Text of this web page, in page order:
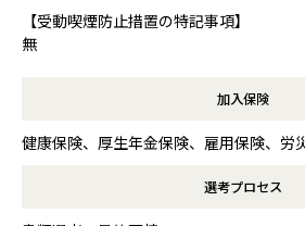
【受動喫煙防止措置の特記事項】
無
加入保険
健康保険、厚生年金保険、雇用保険、労
選考プロセス